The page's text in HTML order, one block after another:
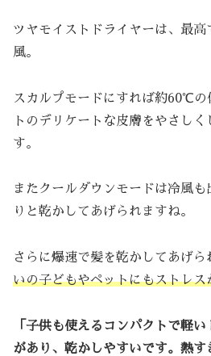
ツヤモイストドライヤーは、最
風。
スカルプモードにすれば約60℃の
トのデリケートな皮膚をやさし
す。
またクールダウンモードは冷風
りと乾かしてあげられますね。
さらに爆速で髪を乾かしてあげら
いの子どもやペットにもストレ
「子供も使えるコンパクトで軽
があり、乾かしやすいです。熱